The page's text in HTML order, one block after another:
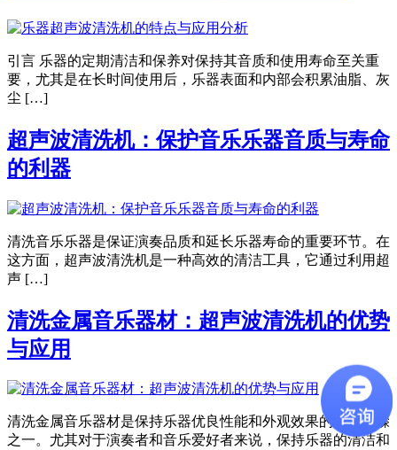
引言 乐器的定期清洁和保养对保持其音质和使用寿命至关重
要，尤其是在长时间使用后，乐器表面和内部会积累油脂、灰
尘 […]
超声波清洗机：保护音乐乐器音质与寿命
的利器
清洗音乐乐器是保证演奏品质和延长乐器寿命的重要环节。在
这方面，超声波清洗机是一种高效的清洁工具，它通过利用超
声 […]
清洗金属音乐器材：超声波清洗机的优势
与应用
清洗金属音乐器材是保持乐器优良性能和外观效果的重要步骤
之一。尤其对于演奏者和音乐爱好者来说，保持乐器的清洁和